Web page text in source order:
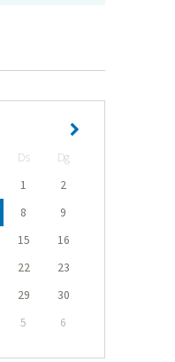
Ds
Dg
1
2
8
9
15
16
22
23
29
30
5 6